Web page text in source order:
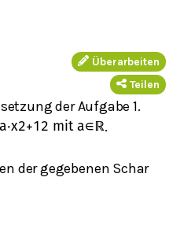
Überarbeiten
Teilen
der Aufgabe 1.
a⋅x2+1 2 mit a∈ ℝ.
der gegebenen Schar